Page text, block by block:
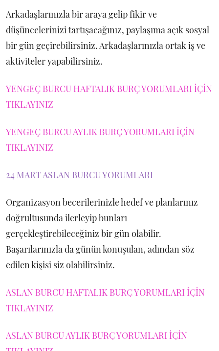
Arkadaşlarınızla bir araya gelip fikir ve
düşüncelerinizi tartışacağınız, paylaşıma açık sosyal
bir gün geçirebilirsiniz. Arkadaşlarınızla ortak iş ve
aktiviteler yapabilirsiniz.
YENGEÇ BURCU HAFTALIK BURÇ YORUMLARI İÇİN
TIKLAYINIZ
YENGEÇ BURCU AYLIK BURÇ YORUMLARI İÇİN
TIKLAYINIZ
24 MART ASLAN BURCU YORUMLARI
Organizasyon becerilerinizle hedef ve planlarınız
doğrultusunda ilerleyip bunları
gerçekleştirebileceğiniz bir gün olabilir.
Başarılarınızla da günün konuşulan, adından söz
edilen kişisi siz olabilirsiniz.
ASLAN BURCU HAFTALIK BURÇ YORUMLARI İÇİN
TIKLAYINIZ
ASLAN BURCU AYLIK BURÇ YORUMLARI İÇİN